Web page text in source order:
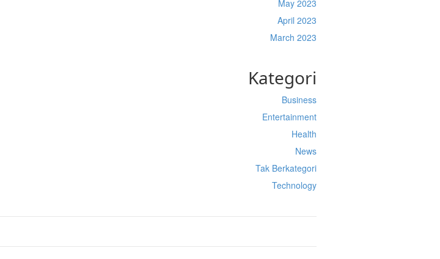
May 2023
April 2023
March 2023
Kategori
Business
Entertainment
Health
News
Tak Berkategori
Technology